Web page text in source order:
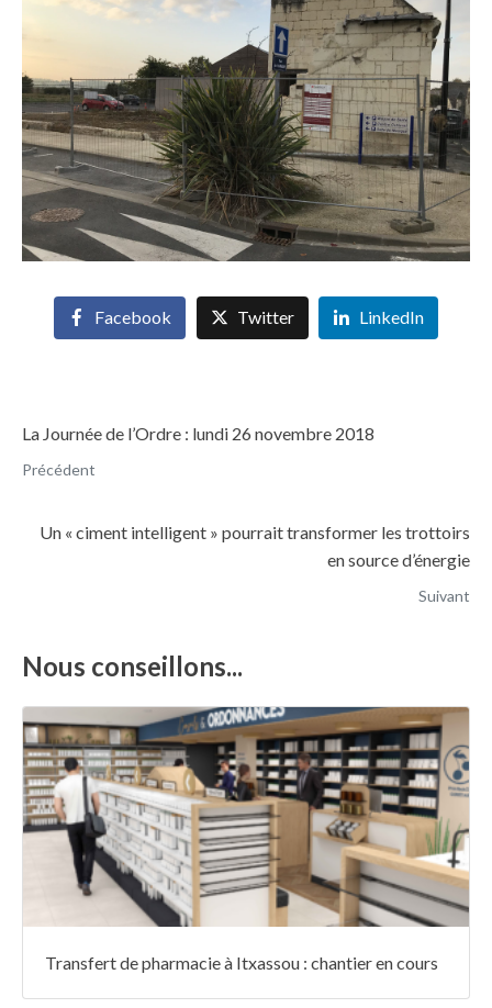
Facebook Twitter LinkedIn
La Journée de l’Ordre : lundi 26 novembre 2018
Précédent
Un « ciment intelligent » pourrait transformer les trottoirs
en source d’énergie
Suivant
Nous conseillons...
Transfert de pharmacie à Itxassou : chantier en cours